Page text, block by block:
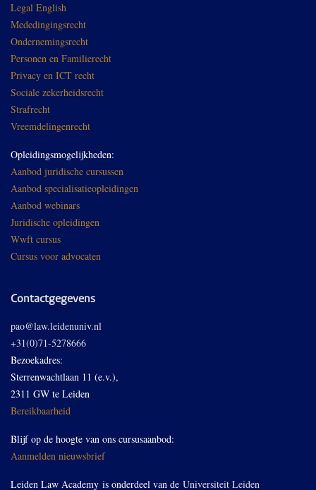
Legal English
Mededingingsrecht
Ondernemingsrecht
Personen en Familierecht
Privacy en ICT recht
Sociale zekerheidsrecht
Strafrecht
Vreemdelingenrecht
Opleidingsmogelijkheden:
Aanbod juridische cursussen
Aanbod specialisatieopleidingen
Aanbod webinars
Juridische opleidingen
Wwft cursus
Cursus voor advocaten
Contactgegevens
pao@law.leidenuniv.nl
+31(0)71-5278666
Bezoekadres:
Sterrenwachtlaan 11 (e.v.),
2311 GW te Leiden
Bereikbaarheid
Blijf op de hoogte van ons cursusaanbod:
Aanmelden nieuwsbrief
Leiden Law Academy is onderdeel van de Universiteit Leiden